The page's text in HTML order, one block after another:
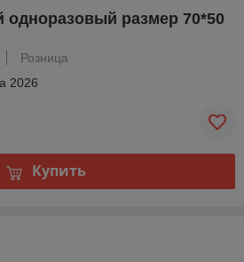
одноразовый размер 70*50
Розница
2026
Купить